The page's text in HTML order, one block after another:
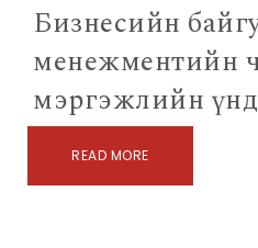
Бизнесийн
менежментийн
мэргэжлийн
READ MORE